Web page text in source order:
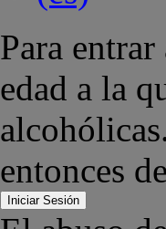
Para
edad a la
entonces
Iniciar Sesión